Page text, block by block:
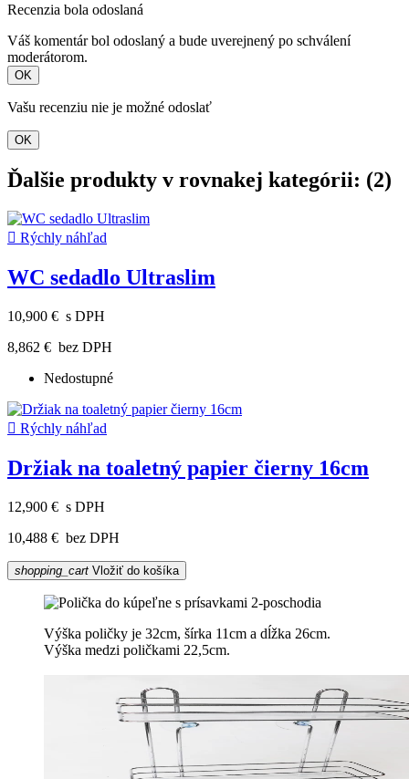
Recenzia bola odoslaná
Váš komentár bol odoslaný a bude uverejnený po schválení
moderátorom.
OK
Vašu recenziu nie je možné odoslať
OK
Ďalšie produkty v rovnakej kategórii: (2)
 Rýchly náhľad
WC sedadlo Ultraslim
10,900 € s DPH
8,862 € bez DPH
Nedostupné
 Rýchly náhľad
Držiak na toaletný papier čierny 16cm
12,900 € s DPH
10,488 € bez DPH
shopping_cart Vložiť do košíka
Výška poličky je 32cm, šírka 11cm a dĺžka 26cm.
Výška medzi poličkami 22,5cm.